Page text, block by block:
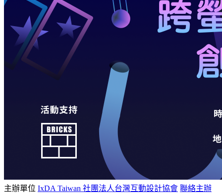
主辦單位 IxDA Taiwan 社團法人台灣互動設計協會 聯絡主辦